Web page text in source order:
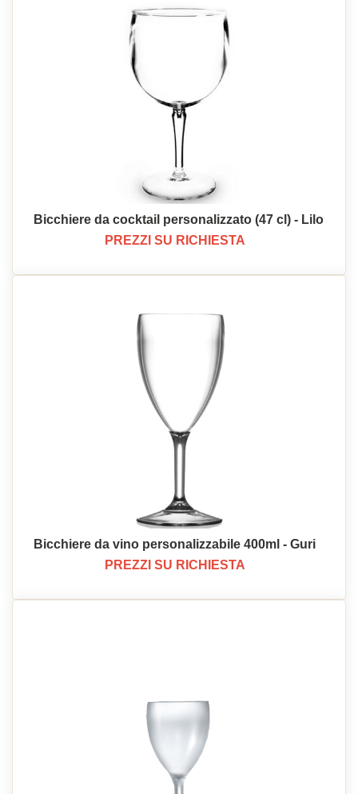
Bicchiere da cocktail personalizzato (47 cl) - Lilo
PREZZI SU RICHIESTA
Bicchiere da vino personalizzabile 400ml - Guri
PREZZI SU RICHIESTA